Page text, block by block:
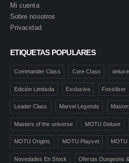
Mi cuenta
Sobre nosotros
Privacidad
ETIQUETAS POPULARES
Commander Class Core Class deluxe
Edición Limitada Exclusiva Fossilizer
Leader Class Marvel Legends
Masters of the universe MOTU Deluxe
MOTU Origins MOTU Playset MOTU
Novedades En Stock Ofertas Dungeons